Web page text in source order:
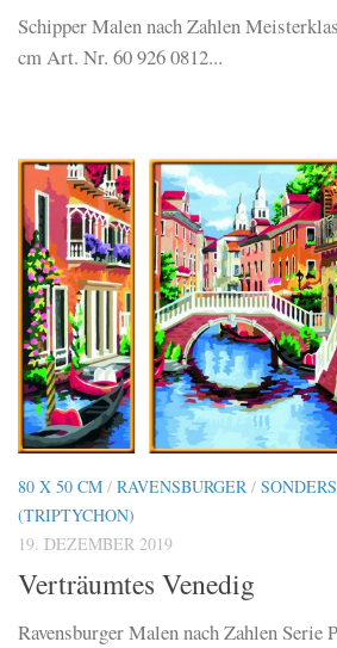
Schipper Malen nach Zahlen
cm Art. Nr. 60 926 0812...
80 X 50 CM / RAVENSBURGER /
(TRIPTYCHON)
19. DEZEMBER 2019
Verträumtes Venedig
Ravensburger Malen nach Zahlen Serie